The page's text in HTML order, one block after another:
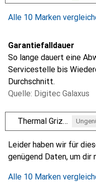
0.1%
Alle 10 Marken
Garantiefalldauer
So lange dauert eine
Servicestelle bis
Durchschnitt.
Quelle: Digitec Galaxus
Thermal Grizzly
Leider haben wir für
genügend Daten, um dir
Alle 10 Marken